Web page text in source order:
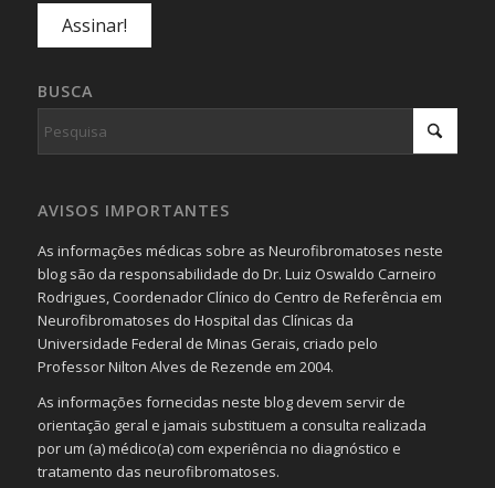
BUSCA
AVISOS IMPORTANTES
As informações médicas sobre as Neurofibromatoses neste
blog são da responsabilidade do Dr. Luiz Oswaldo Carneiro
Rodrigues, Coordenador Clínico do Centro de Referência em
Neurofibromatoses do Hospital das Clínicas da
Universidade Federal de Minas Gerais, criado pelo
Professor Nilton Alves de Rezende em 2004.
As informações fornecidas neste blog devem servir de
orientação geral e jamais substituem a consulta realizada
por um (a) médico(a) com experiência no diagnóstico e
tratamento das neurofibromatoses.